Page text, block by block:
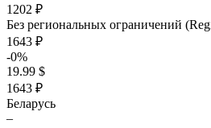
1202 ₽
Без региональных ограничений
1643 ₽
-0%
19.99 $
1643 ₽
Беларусь
–